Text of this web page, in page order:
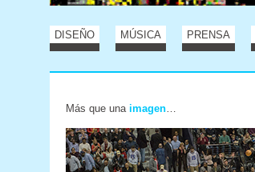
DISEÑO MÚSICA PRENSA
Más que una imagen…